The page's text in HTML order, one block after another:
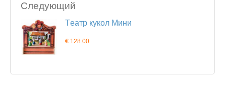
Следующий
Tеатр кукол Мини
€ 128.00